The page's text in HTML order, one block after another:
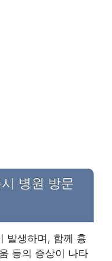
병원 방문
발생하며, 함께 흉
등의 증상이 나타